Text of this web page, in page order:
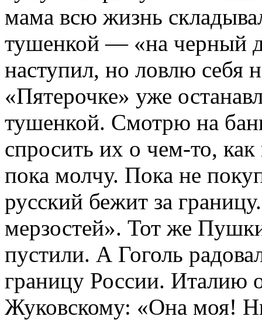
мама всю жизнь
тушенкой — «на черный
наступил, но ловлю себя
«Пятерочке» уже
тушенкой. Смотрю на
спросить их о чем-то,
пока молчу. Пока не
русский бежит за
мерзостей». Тот же
пустили. А Гоголь
границу России. Италию
Жуковскому: «Она моя!